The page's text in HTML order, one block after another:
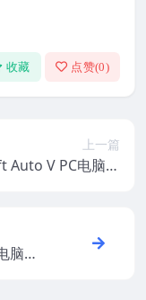
收藏 点赞(0)
上一篇
Auto V PC电脑游
脑游